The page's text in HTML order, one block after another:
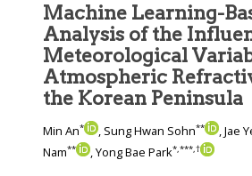
Machine Learning-
Analysis of the
Meteorological Variables on
Atmospheric
the Korean Peninsula
Min An* , Sung Hwan Sohn** , Jae
Nam** , Yong Bae Park*,***,†